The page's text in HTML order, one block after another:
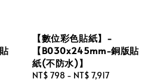
【數位彩色貼紙】-
【B030x245mm-銅版貼
紙(不防水)】
Regular
NT$ 798 - NT$ 7,917